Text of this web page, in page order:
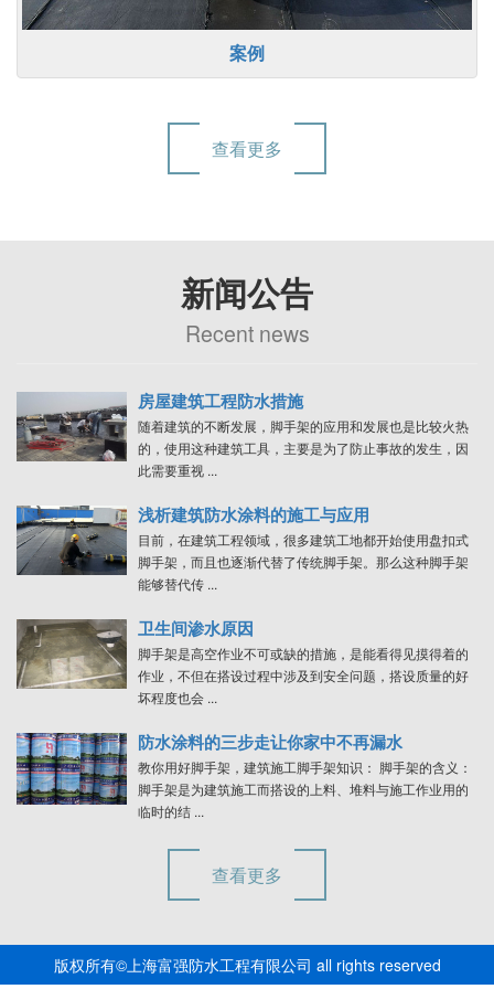
案例
查看更多
新闻公告
Recent news
房屋建筑工程防水措施
随着建筑的不断发展，脚手架的应用和发展也是比较火热
的，使用这种建筑工具，主要是为了防止事故的发生，因
此需要重视 ...
浅析建筑防水涂料的施工与应用
目前，在建筑工程领域，很多建筑工地都开始使用盘扣式
脚手架，而且也逐渐代替了传统脚手架。那么这种脚手架
能够替代传 ...
卫生间渗水原因
脚手架是高空作业不可或缺的措施，是能看得见摸得着的
作业，不但在搭设过程中涉及到安全问题，搭设质量的好
坏程度也会 ...
防水涂料的三步走让你家中不再漏水
教你用好脚手架，建筑施工脚手架知识： 脚手架的含义：
脚手架是为建筑施工而搭设的上料、堆料与施工作业用的
临时的结 ...
查看更多
版权所有©上海富强防水工程有限公司 all rights reserved